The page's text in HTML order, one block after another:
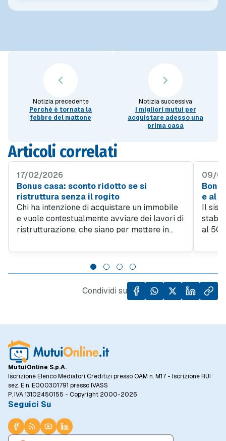
Notizia precedente
Perché è tornata la
febbre del mattone
Notizia successiva
I migliori mutui per
acquistare adesso una
prima casa
Articoli correlati
17/02/2026
Bonus casa: sconto ridotto se si
ristruttura senza il rogito
Chi ha intenzione di acquistare un immobile
e vuole contestualmente avviare dei lavori di
ristrutturazione, che siano per mettere in
l'efficientamento energetico, deve fare
attenzione alle tempistiche. Il rischio è
vedersi ridurre la detrazione fiscale dal 50%
al 36%. Ecco perché.
09/
e al
Il
al
Condividi su
MutuiOnline S.p.A.
Iscrizione Elenco Mediatori Creditizi presso OAM n. M17 - Iscrizione RUI
sez. E n. E000301791 presso IVASS
P. IVA 13102450155 - Copyright 2000-2026
Seguici Su